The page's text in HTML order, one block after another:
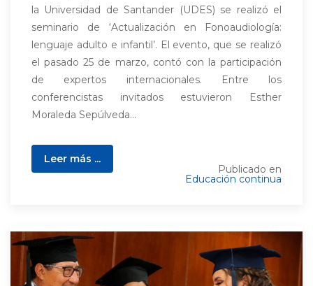
la Universidad de Santander (UDES) se realizó el
seminario de ‘Actualización en Fonoaudiología:
lenguaje adulto e infantil’. El evento, que se realizó
el pasado 25 de marzo, contó con la participación
de expertos internacionales. Entre los
conferencistas invitados estuvieron Esther
Moraleda Sepúlveda...
Leer más ...
Publicado en
Educación continua